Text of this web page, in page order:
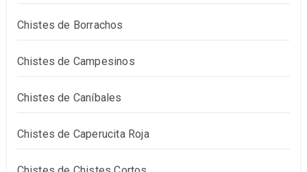
Chistes de Borrachos
Chistes de Campesinos
Chistes de Caníbales
Chistes de Caperucita Roja